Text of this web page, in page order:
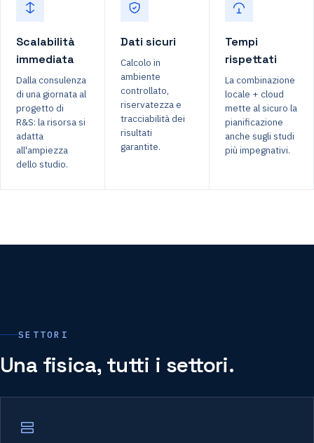
Scalabilità
immediata
Dalla consulenza
di una giornata al
progetto di
R&S: la risorsa si
adatta
all'ampiezza
dello studio.
Dati sicuri
Calcolo in
ambiente
controllato,
riservatezza e
tracciabilità dei
risultati
garantite.
Tempi
rispettati
La combinazione
locale + cloud
mette al sicuro la
pianificazione
anche sugli studi
più impegnativi.
SETTORI
Una fisica, tutti i settori.